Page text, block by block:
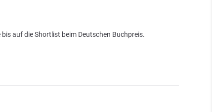
auf die Shortlist beim Deutschen Buchpreis.